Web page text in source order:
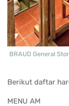
BRAUD General
Berikut daftar
MENU AM